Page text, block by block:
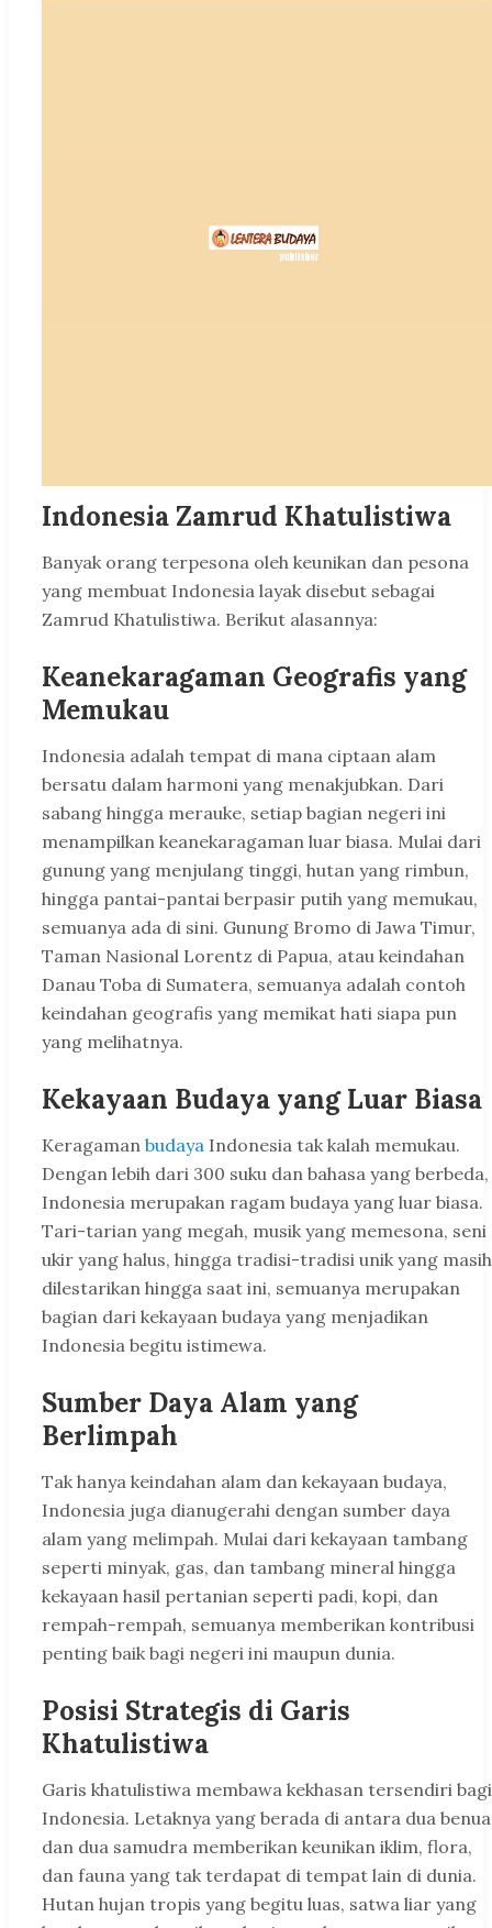
Indonesia Zamrud Khatulistiwa
Banyak orang terpesona oleh keunikan dan pesona
yang membuat Indonesia layak disebut sebagai
Zamrud Khatulistiwa. Berikut alasannya:
Keanekaragaman Geografis yang
Memukau
Indonesia adalah tempat di mana ciptaan alam
bersatu dalam harmoni yang menakjubkan. Dari
sabang hingga merauke, setiap bagian negeri ini
menampilkan keanekaragaman luar biasa. Mulai dari
gunung yang menjulang tinggi, hutan yang rimbun,
hingga pantai-pantai berpasir putih yang memukau,
semuanya ada di sini. Gunung Bromo di Jawa Timur,
Taman Nasional Lorentz di Papua, atau keindahan
Danau Toba di Sumatera, semuanya adalah contoh
keindahan geografis yang memikat hati siapa pun
yang melihatnya.
Kekayaan Budaya yang Luar Biasa
Keragaman budaya Indonesia tak kalah memukau.
Dengan lebih dari 300 suku dan bahasa yang berbeda,
Indonesia merupakan ragam budaya yang luar biasa.
Tari-tarian yang megah, musik yang memesona, seni
ukir yang halus, hingga tradisi-tradisi unik yang masih
dilestarikan hingga saat ini, semuanya merupakan
bagian dari kekayaan budaya yang menjadikan
Indonesia begitu istimewa.
Sumber Daya Alam yang
Berlimpah
Tak hanya keindahan alam dan kekayaan budaya,
Indonesia juga dianugerahi dengan sumber daya
alam yang melimpah. Mulai dari kekayaan tambang
seperti minyak, gas, dan tambang mineral hingga
kekayaan hasil pertanian seperti padi, kopi, dan
rempah-rempah, semuanya memberikan kontribusi
penting baik bagi negeri ini maupun dunia.
Posisi Strategis di Garis
Khatulistiwa
Garis khatulistiwa membawa kekhasan tersendiri bagi
Indonesia. Letaknya yang berada di antara dua benua
dan dua samudra memberikan keunikan iklim, flora,
dan fauna yang tak terdapat di tempat lain di dunia.
Hutan hujan tropis yang begitu luas, satwa liar yang